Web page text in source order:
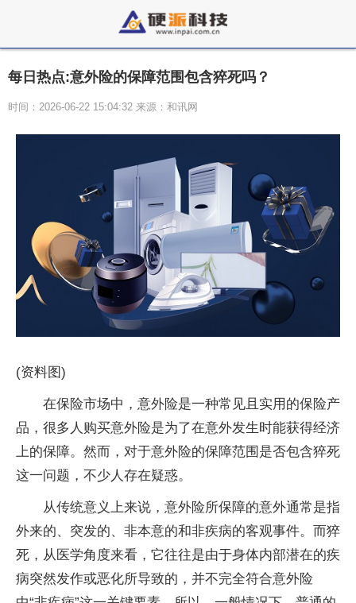
每日热点:意外险的保障范围包含猝死吗？
时间：2026-06-22 15:04:32 来源：和讯网
(资料图)
在保险市场中，意外险是一种常见且实用的保险产
品，很多人购买意外险是为了在意外发生时能获得经济
上的保障。然而，对于意外险的保障范围是否包含猝死
这一问题，不少人存在疑惑。
从传统意义上来说，意外险所保障的意外通常是指
外来的、突发的、非本意的和非疾病的客观事件。而猝
死，从医学角度来看，它往往是由于身体内部潜在的疾
病突然发作或恶化所导致的，并不完全符合意外险